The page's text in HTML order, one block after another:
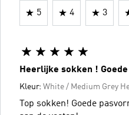
5 4 3
Heerlijke sokken !
Kleur: White / Medium Grey
Top sokken! Goede